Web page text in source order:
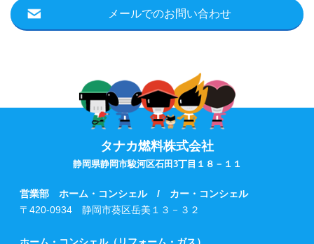
メールでのお問い合わせ
タナカ燃料株式会社
静岡県静岡市駿河区石田3丁目１８－１１
営業部 ホーム・コンシェル / カー・コンシェル
〒420-0934 静岡市葵区岳美１３－３２
ホーム・コンシェル（リフォーム・ガス）